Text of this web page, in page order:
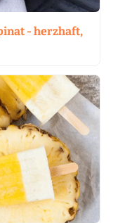
- herzhaft,